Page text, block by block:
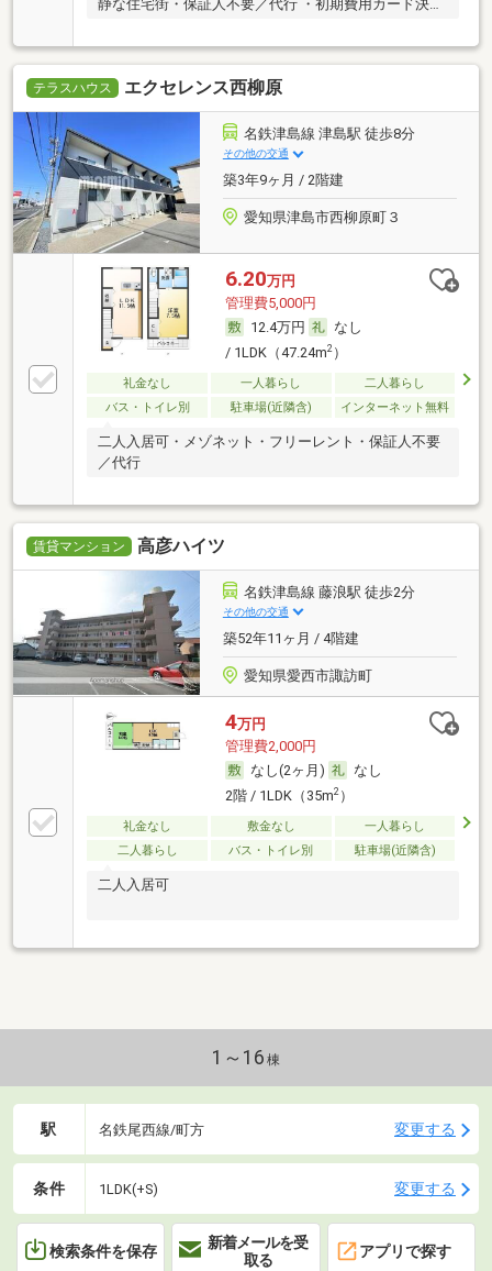
静な住宅街・保証人不要／代行 ・初期費用カード決済
テラスハウス エクセレンス西柳原
名鉄津島線 津島駅 徒歩8分
その他の交通
築3年9ヶ月 / 2階建
愛知県津島市西柳原町３
6.20万円
管理費5,000円
12.4万円
なし
/ 1LDK（47.24m2）
礼金なし 一人暮らし
二人暮らし
バス・トイレ別
駐車場(近隣含) インターネット無料
二人入居可・メゾネット・フリーレント・保証人不要
／代行
賃貸マンション 高彦ハイツ
名鉄津島線 藤浪駅 徒歩2分
その他の交通
築52年11ヶ月 / 4階建
愛知県愛西市諏訪町
4万円
管理費2,000円
なし(2ヶ月)
なし
2階 / 1LDK（35m2）
礼金なし 敷金なし
一人暮らし
二人暮らし
バス・トイレ別 駐車場(近隣含)
二人入居可
1～16 棟
駅 名鉄尾西線/町方 変更する
条件 1LDK(+S) 変更する
検索条件を保存
新着メールを受
取る
アプリで探す